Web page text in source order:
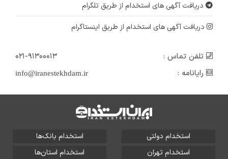
دریافت آگهی های استخدام از طریق تلگرام
دریافت آگهی های استخدام از طریق اینستاگرام
تلفن تماس :
۰۲۱-۹۱۳۰۰۰۱۳
رایانامه :
info@iranestekhdam.ir
استخدام دولتی
استخدام بانک‌ها
استخدام تهران
استخدام استان‌ها